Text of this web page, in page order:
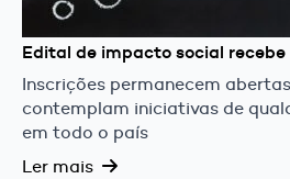
Edital de impacto social recebe
Inscrições permanecem
contemplam iniciativas de
em todo o país
Ler mais